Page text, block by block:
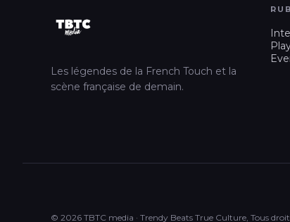
Les légendes de la French Touch et la
scène française de demain.
© 2026 TBTC media · Trendy Beats True Culture, Tous